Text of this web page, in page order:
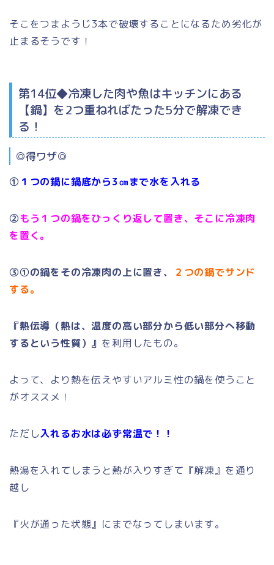
そこをつまようじ3本で破壊することになるため劣化が
止まるそうです！
第14位◆冷凍した肉や魚はキッチンにある
【鍋】 を2つ重ねればたった5分で解凍でき
る！
◎得ワザ◎
① １つの鍋に鍋底から3㎝まで水を入れる
➁もう１つの鍋をひっくり返して置き、そこに冷凍肉
を置く。
③①の鍋をその冷凍肉の上に置き、
２つの鍋でサンド
する。
『熱伝導（熱は、温度の高い部分から低い部分へ移動
するという性質）』 を利用したもの。
よって、 より熱を伝えやすいアルミ性の鍋を使うこと
がオススメ！
ただし入れるお水は必ず常温で！！
熱湯を入れてしまうと熱が入りすぎて『解凍』を通り
越し
『火が通った状態』にまでなってしまいます。